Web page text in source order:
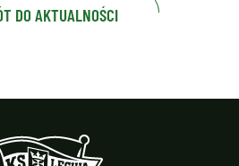
DO AKTUALNOŚCI